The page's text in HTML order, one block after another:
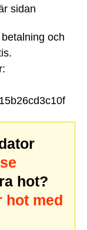
sidan
och
hot?
hot med